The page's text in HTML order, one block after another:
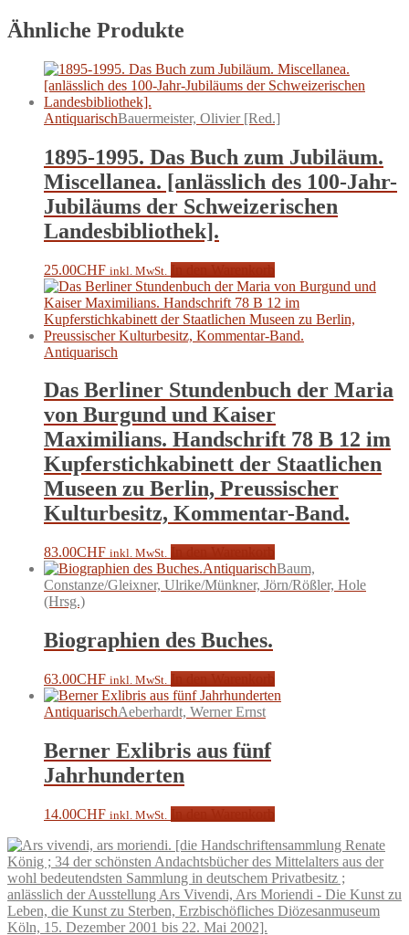
Ähnliche Produkte
AntiquarischBauermeister, Olivier [Red.]
1895-1995. Das Buch zum Jubiläum.
Miscellanea. [anlässlich des 100-Jahr-
Jubiläums der Schweizerischen
Landesbibliothek].
25.00CHF inkl. MwSt.
Antiquarisch
Das Berliner Stundenbuch der Maria
von Burgund und Kaiser
Maximilians. Handschrift 78 B 12 im
Kupferstichkabinett der Staatlichen
Museen zu Berlin, Preussischer
Kulturbesitz, Kommentar-Band.
83.00CHF inkl. MwSt.
AntiquarischBaum,
Constanze/Gleixner, Ulrike/Münkner, Jörn/Rößler, Hole
(Hrsg.)
Biographien des Buches.
63.00CHF inkl. MwSt.
AntiquarischAeberhardt, Werner Ernst
Berner Exlibris aus fünf
Jahrhunderten
14.00CHF inkl. MwSt.